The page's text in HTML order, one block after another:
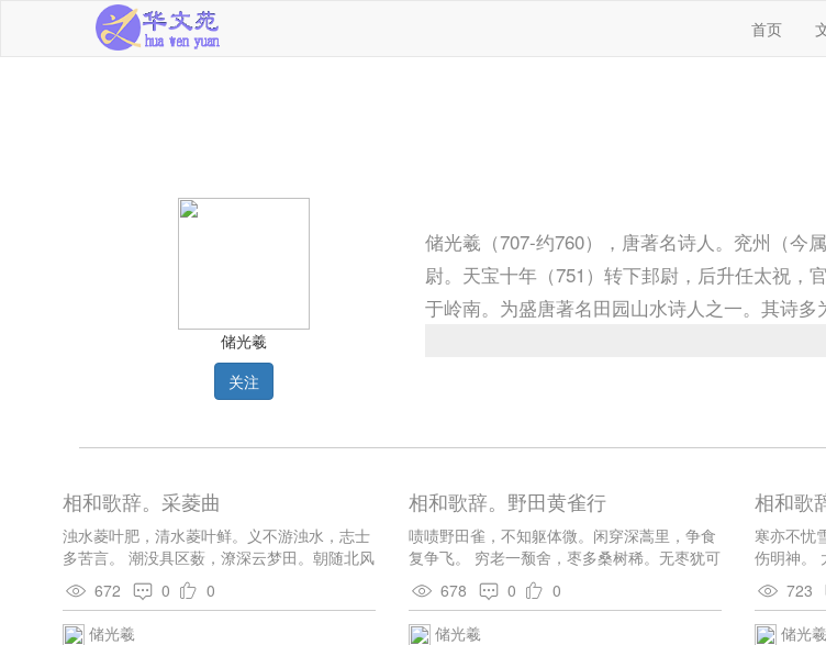
首页
储光羲
关注
储光羲（707-约760），唐著名诗人。兖州（今
尉。天宝十年（751）转下邽尉，后升任太祝，
于岭南。为盛唐著名田园山水诗人之一。其诗
相和歌辞。采菱曲
浊水菱叶肥，清水菱叶鲜。义不游浊水，志士
多苦言。 潮没具区薮，潦深云梦田。朝随北风
去，暮逐南风还。 浦口多渔家，相与邀我船。
饭稻以终日，羹莼将永年。 方冬水物穷，又欲
休山樊。尽室相随从，所贵无忧患。
672 0
0
储光羲
相和歌辞。野田黄雀行
啧啧野田雀，不知躯体微。闲穿深蒿里，争食
复争飞。 穷老一颓舍，枣多桑树稀。无枣犹可
食，无桑何以衣。 萧条空仓暮，相引时来归。
邪路岂不捷，渚田岂不肥。 水长路且坏，恻恻
与心违。
678 0
0
储光羲
相和歌
寒亦不忧
伤明神。
膳，五
彩章耀朝
随声振。
723
储光羲